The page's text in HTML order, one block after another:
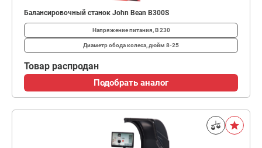
Балансировочный станок John Bean B300S
Напряжение питания, В230
Диаметр обода колеса, дюйм 8-25
Товар распродан
Подобрать аналог